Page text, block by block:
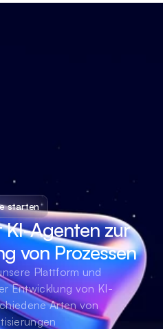
starten
KI-Agenten zur
von Prozessen
Plattform und
Entwicklung von KI-
Arten von